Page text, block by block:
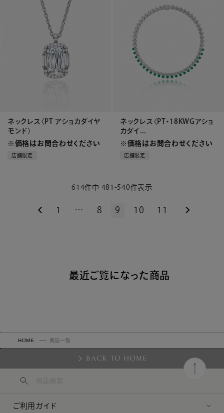
ネックレス〈PT アショカダイヤ
モンド）
※価格はお問合わせください
店舗限定
ネックレス〈PT・18KWGアショ
カダイ...
※価格はお問合わせください
店舗限定
614件中 481 -540件表示
1 … 8 9 10 11
最近ご覧になった商品
HOME 商品一覧
BACK TO HOME
ご利用ガイド